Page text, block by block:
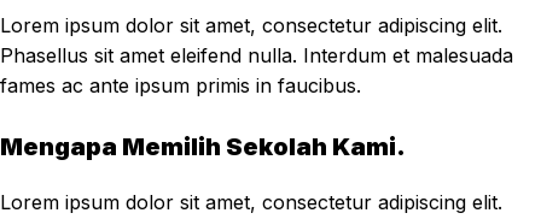
Lorem ipsum dolor sit amet, consectetur adipiscing elit.
Phasellus sit amet eleifend nulla. Interdum et malesuada
fames ac ante ipsum primis in faucibus.
Mengapa Memilih Sekolah Kami.
Lorem ipsum dolor sit amet, consectetur adipiscing elit.